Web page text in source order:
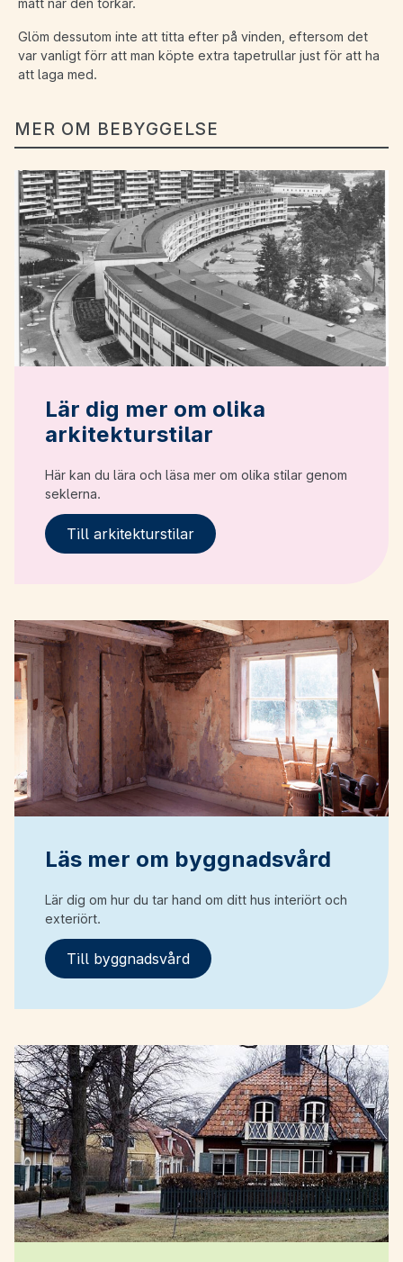
matt när den torkar.
Glöm dessutom inte att titta efter på vinden, eftersom det
var vanligt förr att man köpte extra tapetrullar just för att ha
att laga med.
MER OM BEBYGGELSE
Lär dig mer om olika
arkitekturstilar
Här kan du lära och läsa mer om olika stilar genom
seklerna.
Till arkitekturstilar
Läs mer om byggnadsvård
Lär dig om hur du tar hand om ditt hus interiört och
exteriört.
Till byggnadsvård